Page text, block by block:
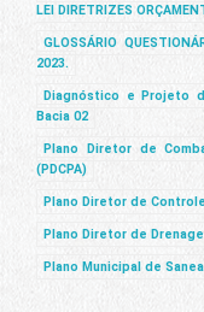
LEI DIRETRIZES
GLOSSÁRIO
2023.
Diagnóstico e Projeto
Bacia 02
Plano Diretor de
(PDCPA)
Plano Diretor de
Plano Diretor de
Plano Municipal de